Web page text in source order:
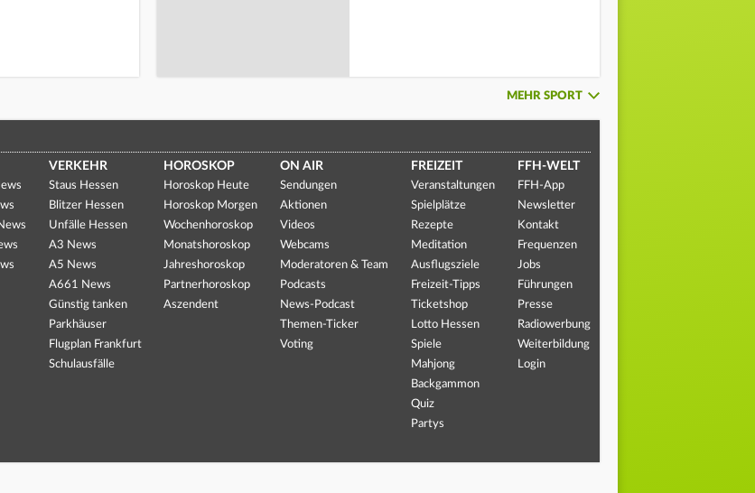
MEHR SPORT
VERKEHR
Staus Hessen
Blitzer Hessen
Unfälle Hessen
A3 News
A5 News
A661 News
Günstig tanken
Parkhäuser
Flugplan Frankfurt
Schulausfälle
HOROSKOP
Horoskop Heute
Horoskop Morgen
Wochenhoroskop
Monatshoroskop
Jahreshoroskop
Partnerhoroskop
Aszendent
ON AIR
Sendungen
Aktionen
Videos
Webcams
Moderatoren & Team
Podcasts
News-Podcast
Themen-Ticker
Voting
FREIZEIT
Veranstaltungen
Spielplätze
Rezepte
Meditation
Ausflugsziele
Freizeit-Tipps
Ticketshop
Lotto Hessen
Spiele
Mahjong
Backgammon
Quiz
Partys
FFH-WELT
FFH-App
Newsletter
Kontakt
Frequenzen
Jobs
Führungen
Presse
Radiowerbung
Weiterbildung
Login